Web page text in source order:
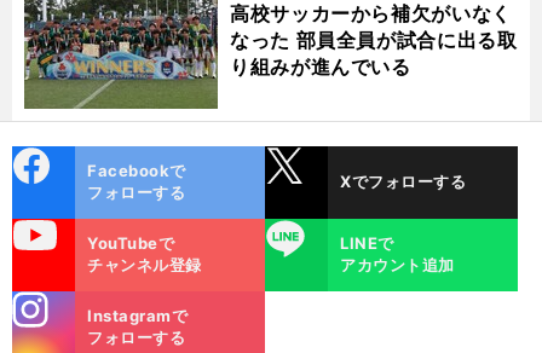
高校サッカーから補欠がいなく
なった 部員全員が試合に出る取
り組みが進んでいる
ok
Facebookで
フォローする
Xでフォローする
YouTubeで
チャンネル登録
LINE
LINEで
アカウント追加
m
Instagramで
フォローする